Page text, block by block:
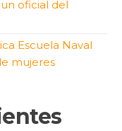
oficial del
Escuela Naval
mujeres